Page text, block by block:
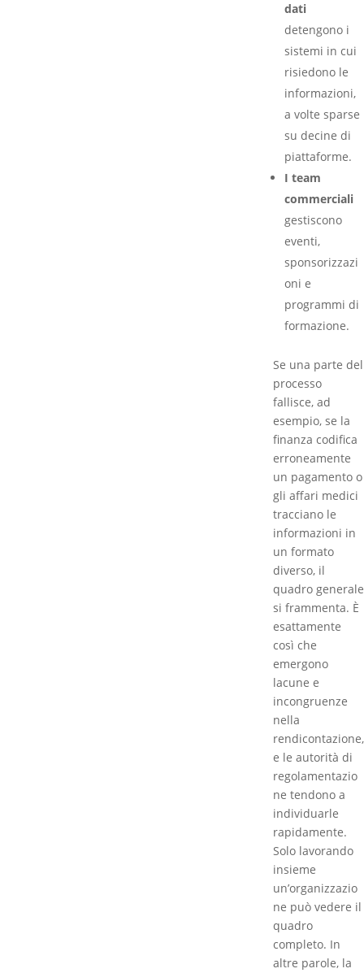
dati
detengono i
sistemi in cui
risiedono le
informazioni,
a volte sparse
su decine di
piattaforme.
I team
commerciali
gestiscono
eventi,
sponsorizzazi
oni e
programmi di
formazione.
Se una parte del
processo
fallisce, ad
esempio, se la
finanza codifica
erroneamente
un pagamento o
gli affari medici
tracciano le
informazioni in
un formato
diverso, il
quadro generale
si frammenta. È
esattamente
così che
emergono
lacune e
incongruenze
nella
rendicontazione,
e le autorità di
regolamentazio
ne tendono a
individuarle
rapidamente.
Solo lavorando
insieme
un’organizzazio
ne può vedere il
quadro
completo. In
altre parole, la